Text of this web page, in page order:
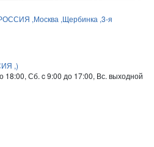
,Москва ,Щербинка ,3-я
,)
18:00, Сб. c 9:00 до 17:00, Вс. выходной